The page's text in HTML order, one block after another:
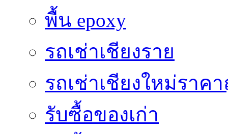
พื้น epoxy
รถเช่าเชียงราย
รถเช่าเชียงใหม่ราค
รับซื้อของเก่า